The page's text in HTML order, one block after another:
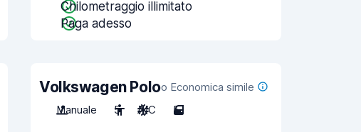
Chilometraggio illimitato
Paga adesso
Volkswagen Poloo Economica simile
Manuale
5 A/C 5